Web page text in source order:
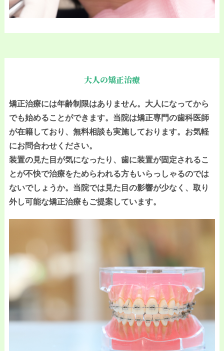
大人の矯正治療
矯正治療には年齢制限はありません。大人になってから
でも始めることができます。当院は矯正専門の歯科医師
が在籍しており、無料相談も実施しております。お気軽
にお問合わせください。
装置の見た目が気になったり、歯に装置が固定されるこ
とが不快で治療をためらわれる方もいらっしゃるのでは
ないでしょうか。当院では見た目の影響が少なく、取り
外し可能な矯正治療もご提案しています。